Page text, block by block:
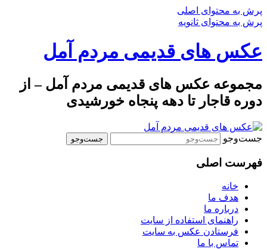
پرش به محتوای اصلی
پرش به محتوای ثانویه
عکس های قدیمی مردم آمل
مجموعه عکس های قدیمی مردم آمل – از
دوره قاجار تا دهه پنجاه خورشیدی
جست‌وجو
فهرست اصلی
خانه
هدف ما
درباره ما
راهنمای استفاده از سایت
فرستادن عکس به سایت
تماس با ما